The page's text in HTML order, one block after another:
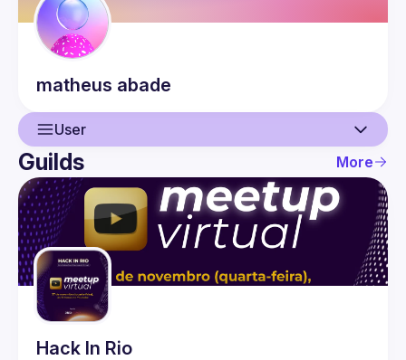
matheus abade
User
User
Events
Guilds
Guilds More
Hack In Rio